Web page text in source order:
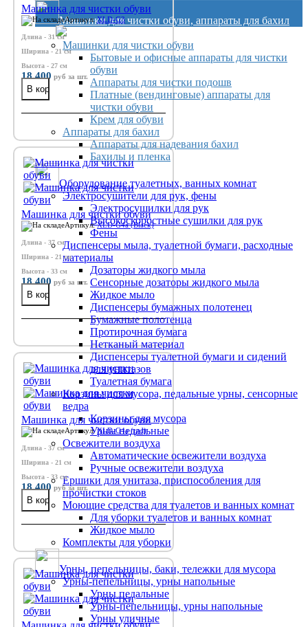
Машинки для чистки обуви, аппараты для бахил
Машинки для чистки обуви
Бытовые и офисные аппараты для чистки
обуви
Аппараты для чистки подошв
Платные (вендинговые) аппараты для
чистки обуви
Крем для обуви
Аппараты для бахил
Аппараты для надевания бахил
Бахилы и пленка
Оборудование туалетных, ванных комнат
Электросушители для рук, фены
Электросушилки для рук
Высокоскоростные сушилки для рук
Фены
Диспенсеры мыла, туалетной бумаги, расходные
материалы
Дозаторы жидкого мыла
Сенсорные дозаторы жидкого мыла
Жидкое мыло
Диспенсеры бумажных полотенец
Бумажные полотенца
Протирочная бумага
Нетканый материал
Диспенсеры туалетной бумаги и сидений
для унитазов
Туалетная бумага
Корзины для мусора, педальные урны, сенсорные
ведра
Корзины для мусора
Урны педальные
Освежители воздуха
Автоматические освежители воздуха
Ручные освежители воздуха
Ершики для унитаза, приспособления для
прочистки стоков
Моющие средства для туалетов и ванных комнат
Для уборки туалетов и ванных комнат
Жидкое мыло
Комплекты для уборки
Урны, пепельницы, баки, тележки для мусора
Урны-пепельницы, урны напольные
Урны педальные
Урны-пепельницы, урны напольные
Урны уличные
Машинка для чистки обуви
Артикул:XLD-G3
Длина - 31 см
Ширина - 21 см
Высота - 27 см
18 400 руб за шт.
Машинка для чистки обуви
Артикул:XLD-G4a (Black)
Длина - 37 см
Ширина - 21 см
Высота - 33 см
18 400 руб за шт.
Машинка для чистки обуви
Артикул:XLD-G4a (red)
Длина - 37 см
Ширина - 21 см
Высота - 33 см
18 400 рубза шт.